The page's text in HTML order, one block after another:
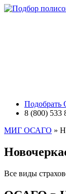
8 (800) 533
МИГ ОСАГО »
Все виды